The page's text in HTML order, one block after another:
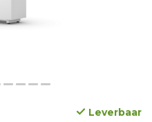
Leverbaar